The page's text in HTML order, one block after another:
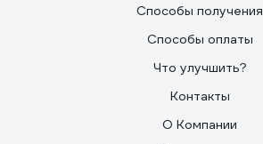
Способы получения
Способы оплаты
Что улучшить?
Контакты
О Компании